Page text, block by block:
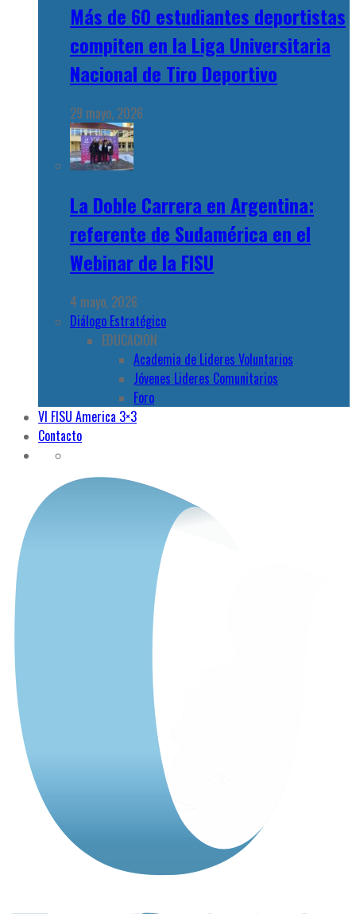
Más de 60 estudiantes deportistas
compiten en la Liga Universitaria
Nacional de Tiro Deportivo
29 mayo, 2026
La Doble Carrera en Argentina:
referente de Sudamérica en el
Webinar de la FISU
4 mayo, 2026
Diálogo Estratégico
EDUCACION
Academia de Lideres Voluntarios
Jóvenes Lideres Comunitarios
Foro
VI FISU America 3×3
Contacto